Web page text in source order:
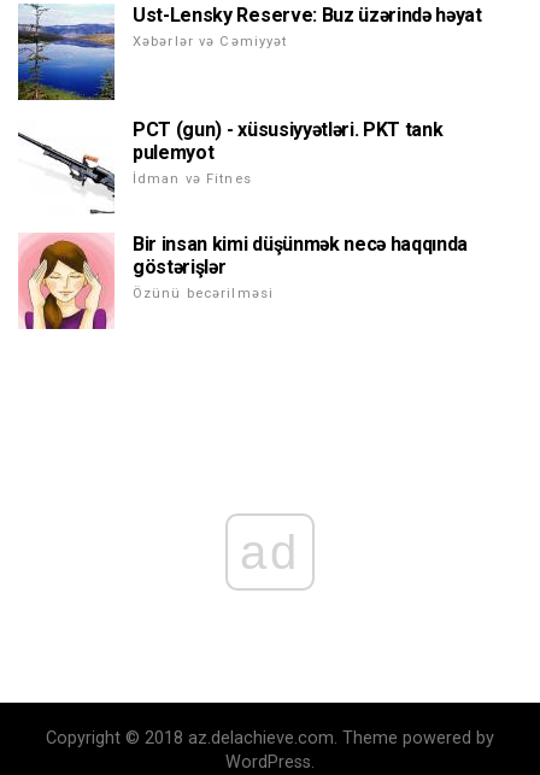
Ust-Lensky Reserve: Buz üzərində həyat
Xəbərlər və Cəmiyyət
PCT (gun) - xüsusiyyətləri. PKT tank
pulemyot
İdman və Fitnes
Bir insan kimi düşünmək necə haqqında
göstərişlər
Özünü becərilməsi
ad
Copyright © 2018 az.delachieve.com. Theme powered by
WordPress.